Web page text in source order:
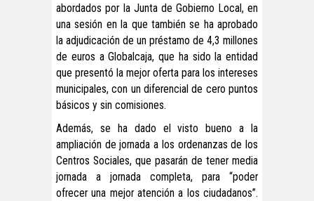
abordados por la Junta de Gobierno Local, en
una sesión en la que también se ha aprobado
la adjudicación de un préstamo de 4,3 millones
de euros a Globalcaja, que ha sido la entidad
que presentó la mejor oferta para los intereses
municipales, con un diferencial de cero puntos
básicos y sin comisiones.
Además, se ha dado el visto bueno a la
ampliación de jornada a los ordenanzas de los
Centros Sociales, que pasarán de tener media
jornada a jornada completa, para “poder
ofrecer una mejor atención a los ciudadanos”.